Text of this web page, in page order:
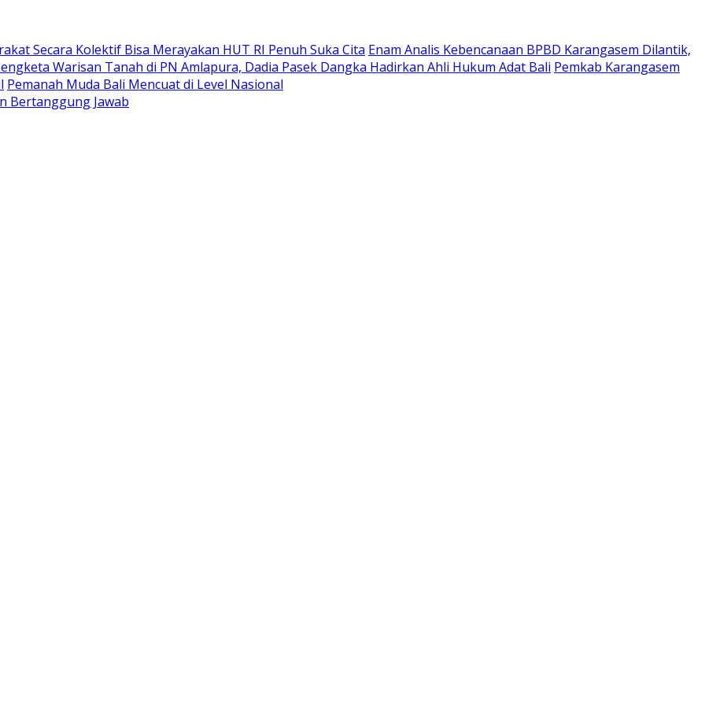
Secara Kolektif Bisa Merayakan HUT RI Penuh Suka Cita Enam Analis Kebencanaan BPBD Karangasem Dilantik,
Warisan Tanah di PN Amlapura, Dadia Pasek Dangka Hadirkan Ahli Hukum Adat Bali Pemkab Karangasem
Pemanah Muda Bali Mencuat di Level Nasional